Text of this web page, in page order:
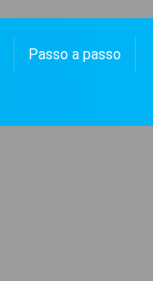
Passo a passo